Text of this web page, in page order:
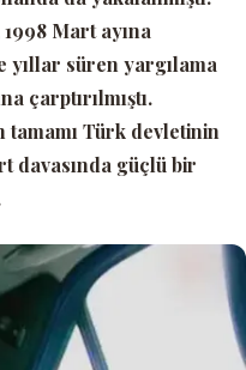
Mart ayına
yıllar süren yargılama
çarptırılmıştı.
tamamı Türk devletinin
davasında güçlü bir